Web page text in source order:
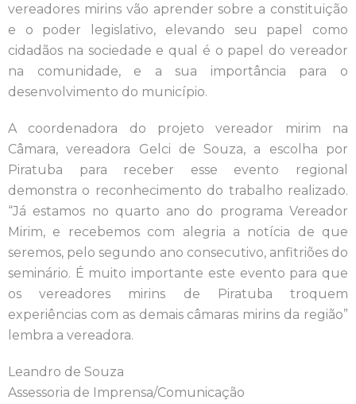
vereadores mirins vão aprender sobre a constituição
e o poder legislativo, elevando seu papel como
cidadãos na sociedade e qual é o papel do vereador
na comunidade, e a sua importância para o
desenvolvimento do município.
A coordenadora do projeto vereador mirim na
Câmara, vereadora Gelci de Souza, a escolha por
Piratuba para receber esse evento regional
demonstra o reconhecimento do trabalho realizado.
“Já estamos no quarto ano do programa Vereador
Mirim, e recebemos com alegria a notícia de que
seremos, pelo segundo ano consecutivo, anfitriões do
seminário. É muito importante este evento para que
os vereadores mirins de Piratuba troquem
experiências com as demais câmaras mirins da região”
lembra a vereadora.
Leandro de Souza
Assessoria de Imprensa/Comunicação